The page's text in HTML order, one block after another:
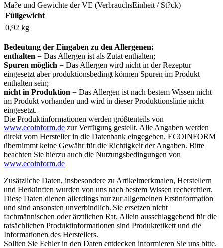
Ma?e und Gewichte der VE (VerbrauchsEinheit / St?ck)
Füllgewicht
0,92 kg
Bedeutung der Eingaben zu den Allergenen:
enthalten = Das Allergen ist als Zutat enthalten;
Spuren möglich = Das Allergen wird nicht in der Rezeptur
eingesetzt aber produktionsbedingt können Spuren im Produkt
enthalten sein;
nicht in Produktion = Das Allergen ist nach bestem Wissen nicht
im Produkt vorhanden und wird in dieser Produktionslinie nicht
eingesetzt.
Die Produktinformationen werden größtenteils von
www.ecoinform.de zur Verfügung gestellt. Alle Angaben werden
direkt vom Hersteller in die Datenbank eingegeben. ECOINFORM
übernimmt keine Gewähr für die Richtigkeit der Angaben. Bitte
beachten Sie hierzu auch die Nutzungsbedingungen von
www.ecoinform.de
Zusätzliche Daten, insbesondere zu Artikelmerkmalen, Herstellern
und Herkünften wurden von uns nach bestem Wissen recherchiert.
Diese Daten dienen allerdings nur zur allgemeinen Erstinformation
und sind ansonsten unverbindlich. Sie ersetzen nicht
fachmännischen oder ärztlichen Rat. Allein ausschlaggebend für die
tatsächlichen Produktinformationen sind Produktetikett und die
Informationen des Herstellers.
Sollten Sie Fehler in den Daten entdecken informieren Sie uns bitte.